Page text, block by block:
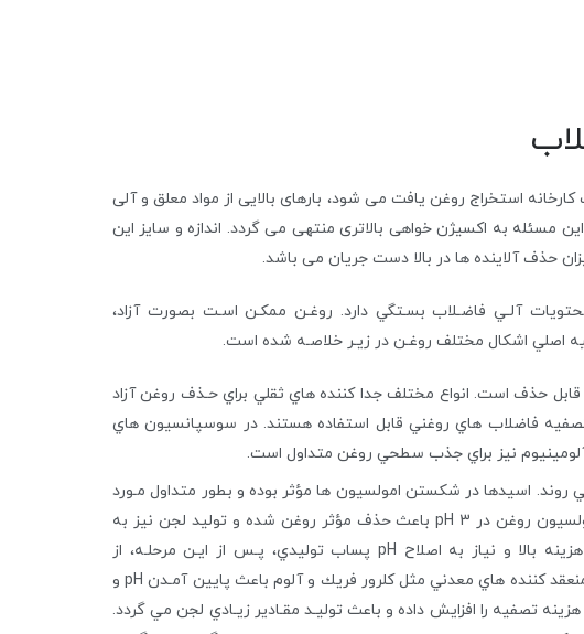
استخراج روغن یافت می شود، بارهای بالایی از مواد معلق و آلی
مسئله به اکسیژن خواهی بالاتری منتهی می گردد. اندازه و سایز این
حذف آلاینده ها در بالا دست جریان می باشد.
آلـي فاضـلاب بسـتگي دارد. روغـن ممكـن اسـت بصورت آزاد،
اصلي اشكال مختلف روغـن در زيـر خلاصـه شده است.
قابل حذف است. انواع مختلف جدا كننده هاي ثقلي براي حـذف روغن آزاد
تصفيه فاضلاب هاي روغني قابل استفاده هستند. در سوسپانسيون هاي
آلومينيوم نيز براي جذب سطحي روغن متداول است.
روند. اسيدها در شكستن امولسيون ها مؤثر بوده و بطور متداول مـورد
اسـتفاده قرار مي گيرند. تنظيم محلول حاوي امولسيون روغن در 3 pH باعث حذف مؤثر روغن شده و توليد لجن نيز به
حداقل مي رسد. از محدوديت هاي اين فرايند هزينه بالا و نياز به اصلاح pH پساب توليدي، پـس از ايـن مرحلـه، از
محدوديت هاي اين فرايند مي باشد. استفاده از منعقد كننده هاي معدني مثل كلرور فريك و آلوم باعث پايين آمـدن pH و
تصفيه را افزايش داده و باعث توليـد مقـادير زيـادي لجن مي گردد.